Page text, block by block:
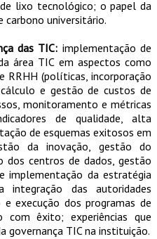
lixo tecnológico; o papel da
carbono universitário.
das TIC: implementação de
área TIC em aspectos como
RRHH (políticas, incorporação
e gestão de custos de
monitoramento e métricas
de qualidade, alta
de esquemas exitosos em
da inovação, gestão do
dos centros de dados, gestão
implementação da estratégia
das autoridades
execução dos programas de
com êxito; experiências que
governança TIC na instituição.